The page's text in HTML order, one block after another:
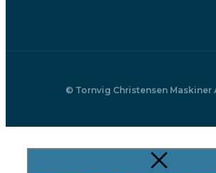
© Tornvig Christensen Maskiner